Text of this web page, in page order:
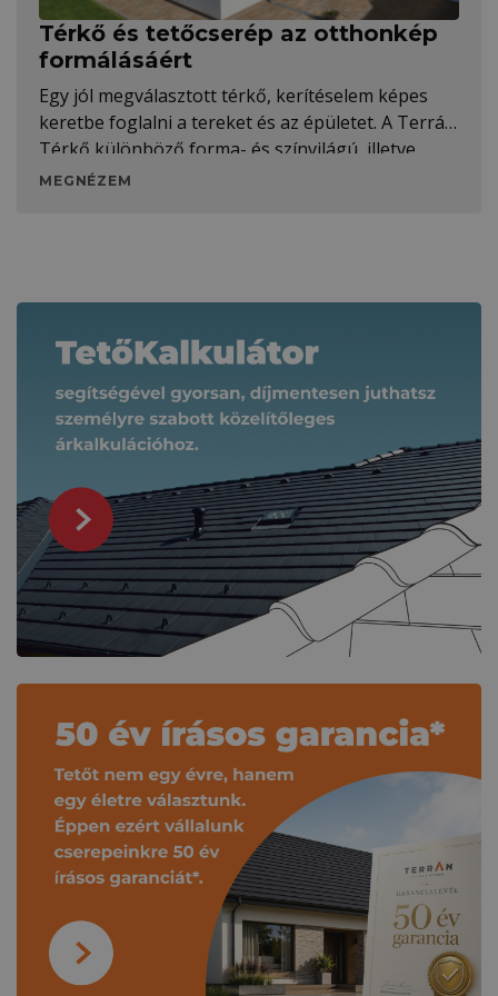
Térkő és tetőcserép az otthonkép
formálásáért
Egy jól megválasztott térkő, kerítéselem képes
keretbe foglalni a tereket és az épületet. A Terrán
Térkő különböző forma- és színvilágú, illetve
textúráltságú modelljei a tetőcserepekkel
MEGNÉZEM
Kapcsolódó tartalmak